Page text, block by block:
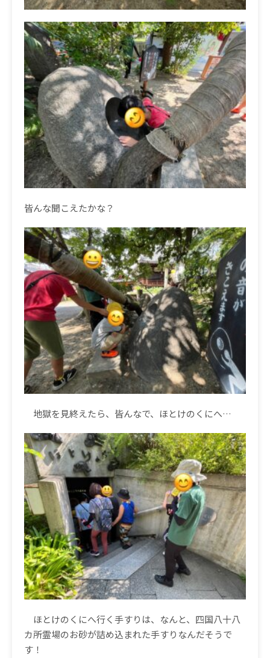
皆んな聞こえたかな？
地獄を見終えたら、皆んなで、ほとけのくにへ…
ほとけのくにへ行く手すりは、なんと、四国八十八
カ所霊場のお砂が詰め込まれた手すりなんだそうで
す！